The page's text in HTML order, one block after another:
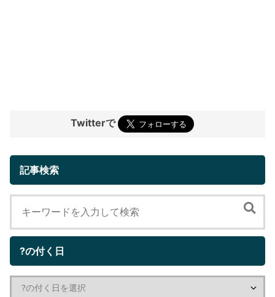
Twitterで
記事検索
?の付く日